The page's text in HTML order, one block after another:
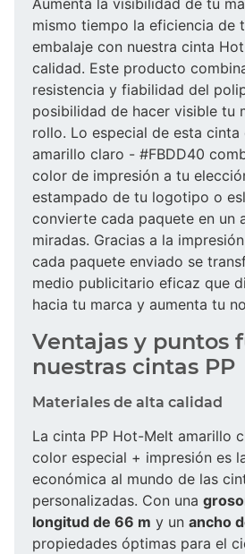
mismo tiempo la eficiencia de
embalaje con nuestra cinta
calidad. Este producto
resistencia y fiabilidad del
posibilidad de hacer visible tu
rollo. Lo especial de esta cinta
amarillo claro - #FBDD40
color de impresión a tu
estampado de tu logotipo o
convierte cada paquete en un
miradas. Gracias a la
cada paquete enviado se
medio publicitario eficaz que
hacia tu marca y aumenta tu
Ventajas y puntos
nuestras cintas PP
Materiales de alta calidad
La cinta PP Hot-Melt amarillo
color especial + impresión es
económica al mundo de las
personalizadas. Con una
longitud de 66 m y un ancho
propiedades óptimas para el